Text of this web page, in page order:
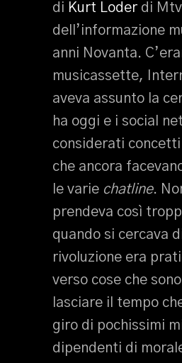
di Kurt Loder di
dell’informazione
anni Novanta.
musicassette,
aveva assunto la
ha oggi e i social
considerati
che ancora
le varie chatline.
prendeva così
quando si cercava
rivoluzione era
verso cose che
lasciare il tempo
giro di pochissimi
dipendenti di